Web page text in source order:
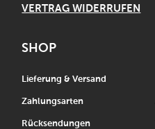
VERTRAG WIDERRUFEN
SHOP
Lieferung & Versand
Zahlungsarten
Rücksendungen